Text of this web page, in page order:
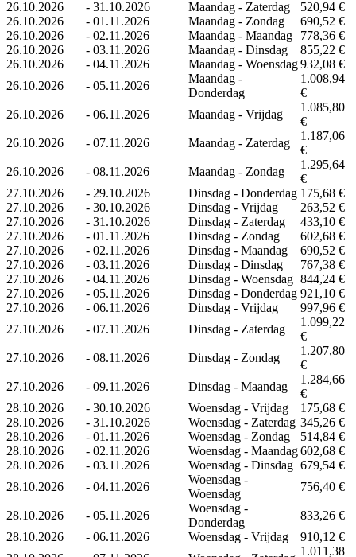
26.10.2026 - 31.10.2026 Maandag - Zaterdag
520,94 €
26.10.2026
- 01.11.2026 Maandag - Zondag
690,52 €
26.10.2026
- 02.11.2026 Maandag - Maandag
778,36 €
26.10.2026
- 03.11.2026 Maandag - Dinsdag
855,22 €
26.10.2026
- 04.11.2026 Maandag - Woensdag932,08 €
26.10.2026
- 05.11.2026
Maandag -
Donderdag
1.008,94
€
26.10.2026
- 06.11.2026 Maandag - Vrijdag
1.085,80
€
26.10.2026
- 07.11.2026 Maandag - Zaterdag
1.187,06
€
26.10.2026
- 08.11.2026 Maandag - Zondag
1.295,64
€
27.10.2026
- 29.10.2026 Dinsdag - Donderdag 175,68 €
27.10.2026
- 30.10.2026 Dinsdag - Vrijdag
263,52 €
27.10.2026
- 31.10.2026 Dinsdag - Zaterdag
433,10 €
27.10.2026
- 01.11.2026 Dinsdag - Zondag
602,68 €
27.10.2026
- 02.11.2026 Dinsdag - Maandag
690,52 €
27.10.2026
- 03.11.2026 Dinsdag - Dinsdag
767,38 €
27.10.2026
- 04.11.2026 Dinsdag - Woensdag 844,24 €
27.10.2026
- 05.11.2026 Dinsdag - Donderdag 921,10 €
27.10.2026
- 06.11.2026 Dinsdag - Vrijdag
997,96 €
27.10.2026
- 07.11.2026 Dinsdag - Zaterdag
1.099,22
€
27.10.2026
- 08.11.2026 Dinsdag - Zondag
1.207,80
€
27.10.2026
- 09.11.2026 Dinsdag - Maandag
1.284,66
€
28.10.2026
- 30.10.2026 Woensdag - Vrijdag
175,68 €
28.10.2026
- 31.10.2026 Woensdag - Zaterdag 345,26 €
28.10.2026
- 01.11.2026 Woensdag - Zondag
514,84 €
28.10.2026
- 02.11.2026 Woensdag - Maandag602,68 €
28.10.2026
- 03.11.2026 Woensdag - Dinsdag 679,54 €
28.10.2026
- 04.11.2026
Woensdag -
Woensdag
756,40 €
28.10.2026 - 05.11.2026
Woensdag -
Donderdag
833,26 €
28.10.2026
- 06.11.2026 Woensdag - Vrijdag
910,12 €
1.011,38